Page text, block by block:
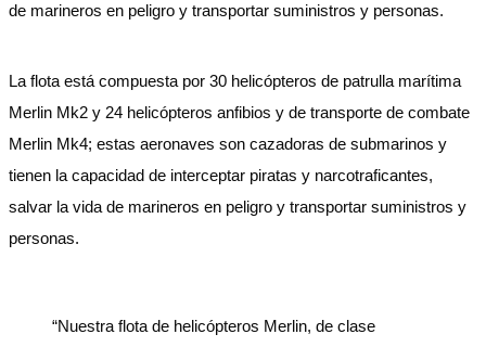
de marineros en peligro y transportar suministros y personas.
La flota está compuesta por 30 helicópteros de patrulla marítima
Merlin Mk2 y 24 helicópteros anfibios y de transporte de combate
Merlin Mk4; estas aeronaves son cazadoras de submarinos y
tienen la capacidad de interceptar piratas y narcotraficantes,
salvar la vida de marineros en peligro y transportar suministros y
personas.
“Nuestra flota de helicópteros Merlin, de clase